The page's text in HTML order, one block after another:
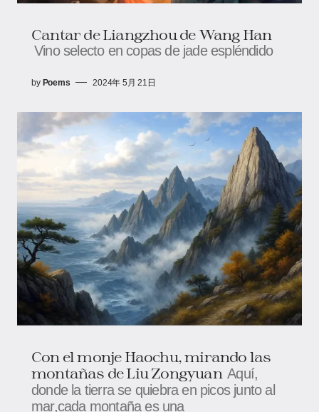
Cantar de Liangzhou de Wang Han
Vino selecto en copas de jade espléndido
by Poems 2024年 5月 21日
Con el monje Haochu, mirando las
montañas de Liu Zongyuan Aquí,
donde la tierra se quiebra en picos junto al
mar,cada montaña es una